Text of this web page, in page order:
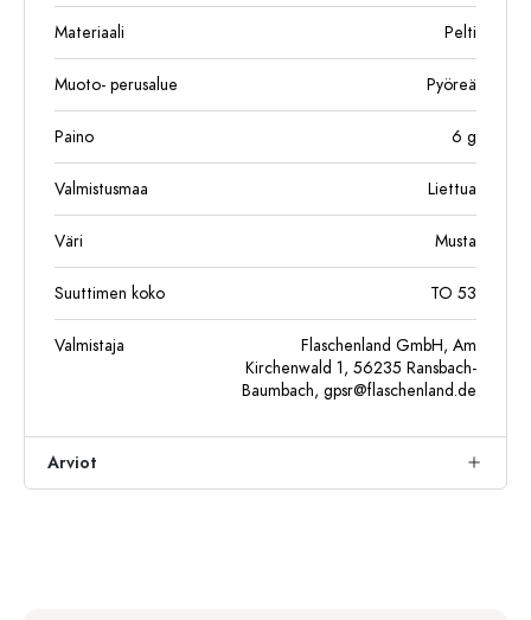
Materiaali Pelti
Muoto- perusalue Pyöreä
Paino 6 g
Valmistusmaa Liettua
Väri Musta
Suuttimen koko TO 53
Valmistaja
Flaschenland GmbH, Am
Kirchenwald 1, 56235 Ransbach-
Baumbach, gpsr@flaschenland.de
Arviot